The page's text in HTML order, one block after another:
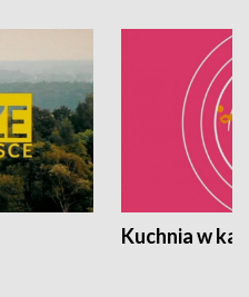
Kuchnia w